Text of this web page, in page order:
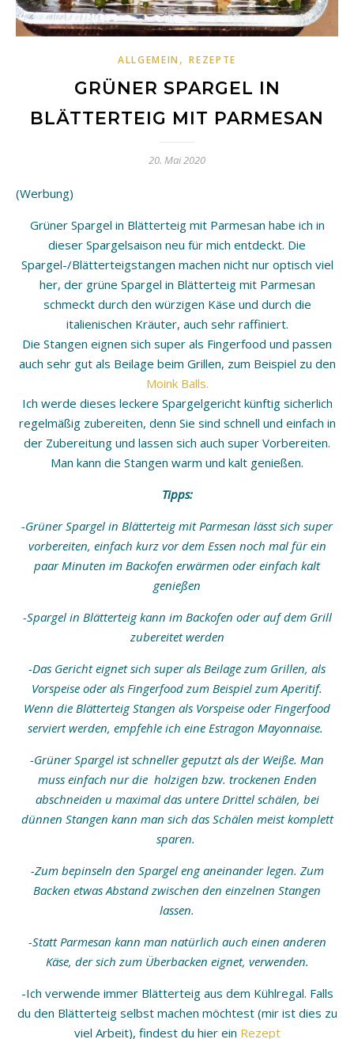
ALLGEMEIN ,REZEPTE
GRÜNER SPARGEL IN
BLÄTTERTEIG MIT PARMESAN
20. Mai 2020
(Werbung)
Grüner Spargel in Blätterteig mit Parmesan habe ich in
dieser Spargelsaison neu für mich entdeckt. Die
Spargel-/Blätterteigstangen machen nicht nur optisch viel
her, der grüne Spargel in Blätterteig mit Parmesan
schmeckt durch den würzigen Käse und durch die
italienischen Kräuter, auch sehr raffiniert.
Die Stangen eignen sich super als Fingerfood und passen
auch sehr gut als Beilage beim Grillen, zum Beispiel zu den
Moink Balls.
Ich werde dieses leckere Spargelgericht künftig sicherlich
regelmäßig zubereiten, denn Sie sind schnell und einfach in
der Zubereitung und lassen sich auch super Vorbereiten.
Man kann die Stangen warm und kalt genießen.
Tipps:
-Grüner Spargel in Blätterteig mit Parmesan lässt sich super
vorbereiten, einfach kurz vor dem Essen noch mal für ein
paar Minuten im Backofen erwärmen oder einfach kalt
genießen
-Spargel in Blätterteig kann im Backofen oder auf dem Grill
zubereitet werden
-Das Gericht eignet sich super als Beilage zum Grillen, als
Vorspeise oder als Fingerfood zum Beispiel zum Aperitif.
Wenn die Blätterteig Stangen als Vorspeise oder Fingerfood
serviert werden, empfehle ich eine Estragon Mayonnaise.
-Grüner Spargel ist schneller geputzt als der Weiße. Man
muss einfach nur die holzigen bzw. trockenen Enden
abschneiden u maximal das untere Drittel schälen, bei
dünnen Stangen kann man sich das Schälen meist komplett
sparen.
-Zum bepinseln den Spargel eng aneinander legen. Zum
Backen etwas Abstand zwischen den einzelnen Stangen
lassen.
-Statt Parmesan kann man natürlich auch einen anderen
Käse, der sich zum Überbacken eignet, verwenden.
-Ich verwende immer Blätterteig aus dem Kühlregal. Falls
du den Blätterteig selbst machen möchtest (mir ist dies zu
viel Arbeit), findest du hier ein Rezept